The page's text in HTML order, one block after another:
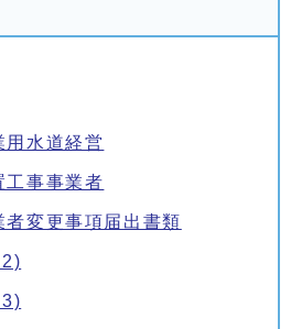
用水道経営
工事事業者
変更事項届出書類